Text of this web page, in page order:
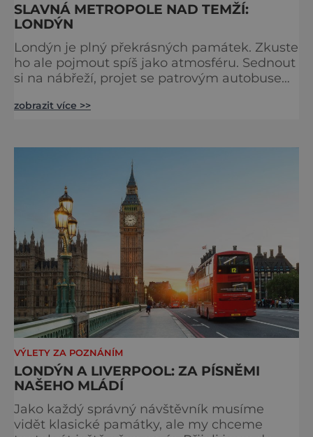
SLAVNÁ METROPOLE NAD TEMŽÍ:
LONDÝN
Londýn je plný překrásných památek. Zkuste
ho ale pojmout spíš jako atmosféru. Sednout
si na nábřeží, projet se patrovým autobusem
Beatles nebo třeba samotný admirál Nelson.
kontinentech. Kdo tady nikdy nebyl, toho
překvapí, kol
zobrazit více >>
VÝLETY ZA POZNÁNÍM
LONDÝN A LIVERPOOL: ZA PÍSNĚMI
NAŠEHO MLÁDÍ
Jako každý správný návštěvník musíme
vidět klasické památky, ale my chceme